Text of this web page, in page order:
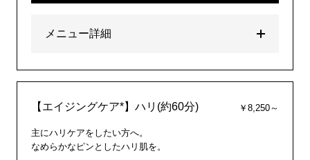
メニュー詳細
【エイジングケア*】ハリ(約60分) ￥8,250～
主にハリケアをしたい方へ。
なめらかなピンとしたハリ肌を。